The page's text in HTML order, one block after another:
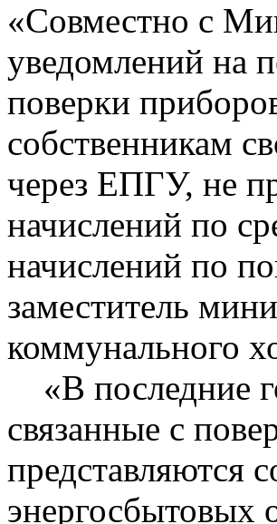
«Совместно с
уведомлений на
поверки
собственникам
через ЕПГУ, не
начислений по
начислений по
заместитель
коммунального
«В последние
связанные с
представляются
энергосбытовых